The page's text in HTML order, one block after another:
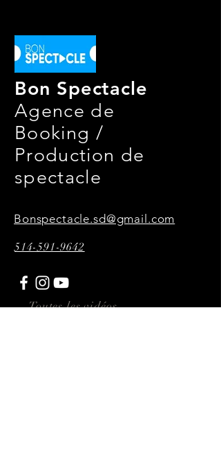
Bon Spectacle
Agence de
Booking /
Production de
spectacle
Bonspectacle.sd@gmail.com
514-591-9642
Toutes les vidéos,